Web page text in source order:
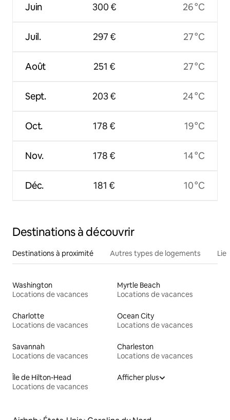
Juin
Juil.
Août
Sept.
Oct.
Nov.
Déc.
300 €
297 €
251 €
203 €
178 €
178 €
181 €
26 °C
27 °C
27 °C
24 °C
19 °C
14 °C
10 °C
Destinations à découvrir
Destinations à proximité Autres types de logements
Washington
Locations de vacances
Myrtle Beach
Locations de vacances
Charlotte
Locations de vacances
Ocean City
Locations de vacances
Savannah
Locations de vacances
Charleston
Locations de vacances
Île de Hilton-Head
Locations de vacances
Afficher plus